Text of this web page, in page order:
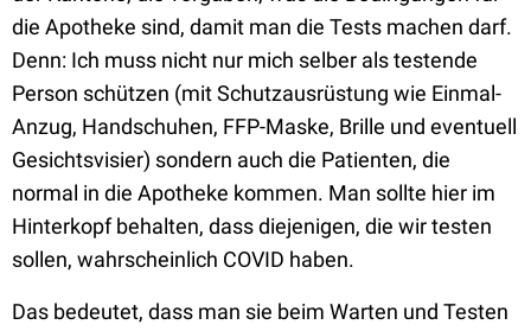
die Apotheke sind, damit man die Tests machen darf.
Denn: Ich muss nicht nur mich selber als testende
Person schützen (mit Schutzausrüstung wie Einmal-
Anzug, Handschuhen, FFP-Maske, Brille und eventuell
Gesichtsvisier) sondern auch die Patienten, die
normal in die Apotheke kommen. Man sollte hier im
Hinterkopf behalten, dass diejenigen, die wir testen
sollen, wahrscheinlich COVID haben.
Das bedeutet, dass man sie beim Warten und Testen